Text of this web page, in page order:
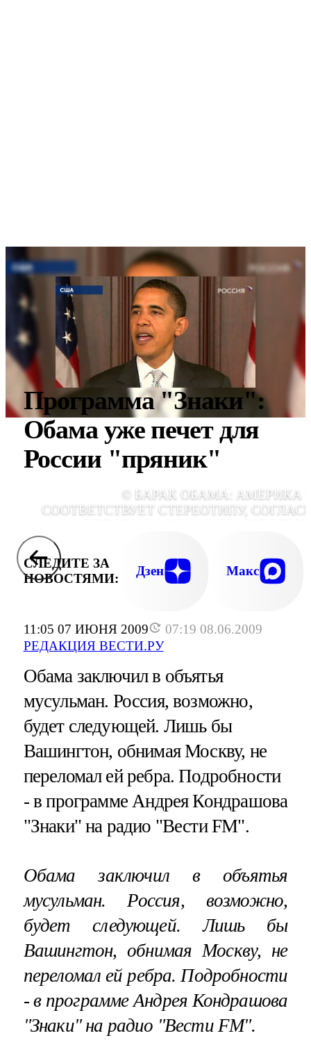
11:05 07 ИЮНЯ 2009
07:19 08.06.2009
РЕДАКЦИЯ ВЕСТИ.РУ
Программа "Знаки":
Обама уже печет для
России "пряник"
© БАРАК ОБАМА: АМЕРИКА
СООТВЕТСТВУЕТ СТЕРЕОТИПУ,
СЛЕДИТЕ ЗА
НОВОСТЯМИ:
Дзен Макс
Обама заключил в объятья
мусульман. Россия, возможно,
будет следующей. Лишь бы
Вашингтон, обнимая Москву, не
переломал ей ребра. Подробности
- в программе Андрея Кондрашова
"Знаки" на радио "Вести FM".
Обама заключил в объятья
мусульман. Россия, возможно,
будет следующей. Лишь бы
Вашингтон, обнимая Москву, не
переломал ей ребра. Подробности
- в программе Андрея Кондрашова
"Знаки" на радио "Вести FM".